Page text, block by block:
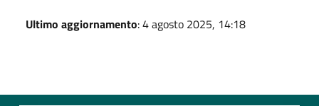
Ultimo aggiornamento: 4 agosto 2025, 14:18